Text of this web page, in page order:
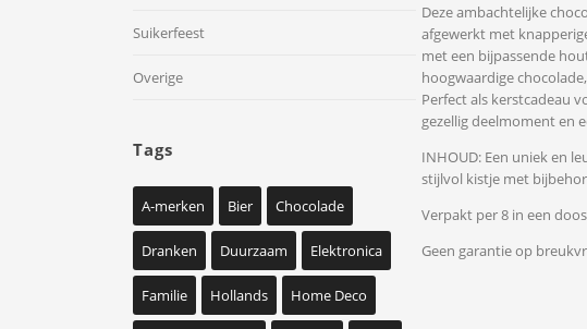
Suikerfeest
Overige
Tags
A-merken Bier Chocolade
Dranken Duurzaam Elektronica
Familie Hollands Home Deco
Deze ambachtelijke
afgewerkt met
met een bijpassende
hoogwaardige
Perfect als kerstcadeau
gezellig deelmoment en
INHOUD: Een uniek en
stijlvol kistje met
Verpakt per 8 in een
Geen garantie op